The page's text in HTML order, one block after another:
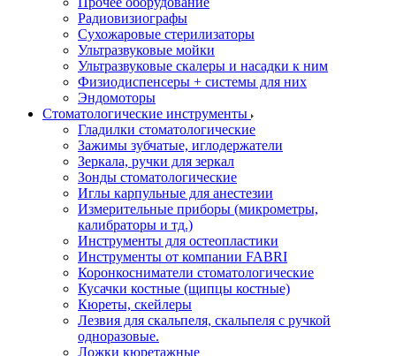
Радиовизиографы
Сухожаровые стерилизаторы
Ультразвуковые мойки
Ультразвуковые скалеры и насадки к ним
Физиодиспенсеры + системы для них
Эндомоторы
Стоматологические инструменты
Гладилки стоматологические
Зажимы зубчатые, иглодержатели
Зеркала, ручки для зеркал
Зонды стоматологические
Иглы карпульные для анестезии
Измерительные приборы (микрометры,
калибраторы и тд.)
Инструменты для остеопластики
Инструменты от компании FABRI
Коронкосниматели стоматологические
Кусачки костные (щипцы костные)
Кюреты, скейлеры
Лезвия для скальпеля, скальпеля с ручкой
одноразовые.
Ложки кюретажные